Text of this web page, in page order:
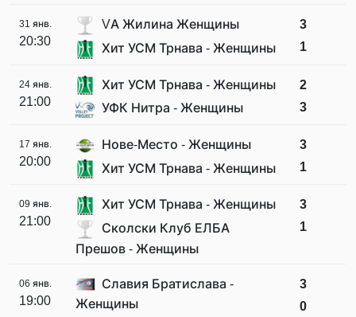
31 янв.
20:30
VA Жилина Женщины
Хит УСМ Трнава - Женщины
3
1
24 янв.
21:00
Хит УСМ Трнава - Женщины
УФК Нитра - Женщины
2
3
17 янв.
20:00
Нове-Место - Женщины
Хит УСМ Трнава - Женщины
3
1
09 янв.
21:00
Хит УСМ Трнава - Женщины
Сколски Клуб ЕЛБА
Прешов - Женщины
3
1
06 янв.
19:00
Славия Братислава -
Женщины
3
0